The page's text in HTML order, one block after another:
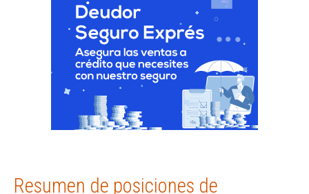
Resumen de posiciones de